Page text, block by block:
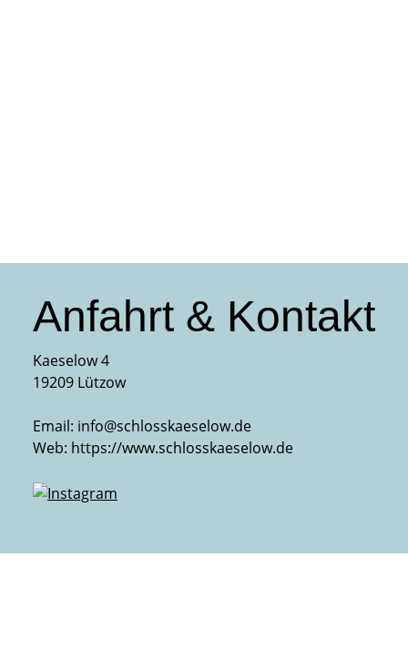
Anfahrt & Kontakt
Kaeselow 4
19209 Lützow
Email: info@schlosskaeselow.de
Web: https://www.schlosskaeselow.de